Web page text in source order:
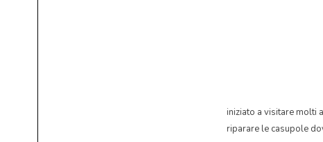
iniziato a visitare molti
riparare le casupole